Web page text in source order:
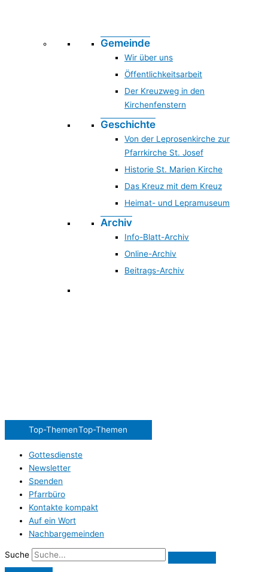
Gemeinde
Wir über uns
Öffentlichkeitsarbeit
Der Kreuzweg in den
Kirchenfenstern
Geschichte
Von der Leprosenkirche zur
Pfarrkirche St. Josef
Historie St. Marien Kirche
Das Kreuz mit dem Kreuz
Heimat- und Lepramuseum
Archiv
Info-Blatt-Archiv
Online-Archiv
Beitrags-Archiv
Top-ThemenTop-Themen
Gottesdienste
Newsletter
Spenden
Pfarrbüro
Kontakte kompakt
Auf ein Wort
Nachbargemeinden
Suche